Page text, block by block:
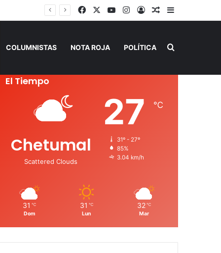
FacebookYouTubeInstagram
AccesoPublicación al
Barra lateral
COLUMNISTAS NOTA ROJA POLÍTICA Buscar por
El Tiempo
Chetumal
Scattered Clouds
27 ℃
31º - 27º
85%
3.04 km/h
31 ℃
Dom
31 ℃
Lun
32 ℃
Mar